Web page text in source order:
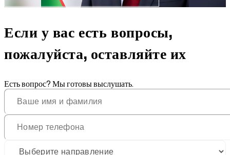
Если у вас есть вопросы,
пожалуйста, оставляйте их
Есть вопрос? Мы готовы выслушать.